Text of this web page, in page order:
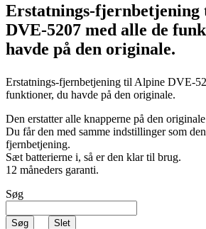
Erstatnings-fjernbetjening
DVE-5207 med alle de
havde på den originale.
Erstatnings-fjernbetjening til Alpine DVE-
funktioner, du havde på den originale.
Den erstatter alle knapperne på den
Du får den med samme indstillinger som
fjernbetjening.
Sæt batterierne i, så er den klar til brug.
12 måneders garanti.
Søg